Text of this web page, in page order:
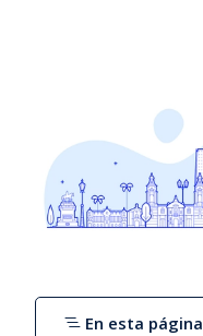
En esta página